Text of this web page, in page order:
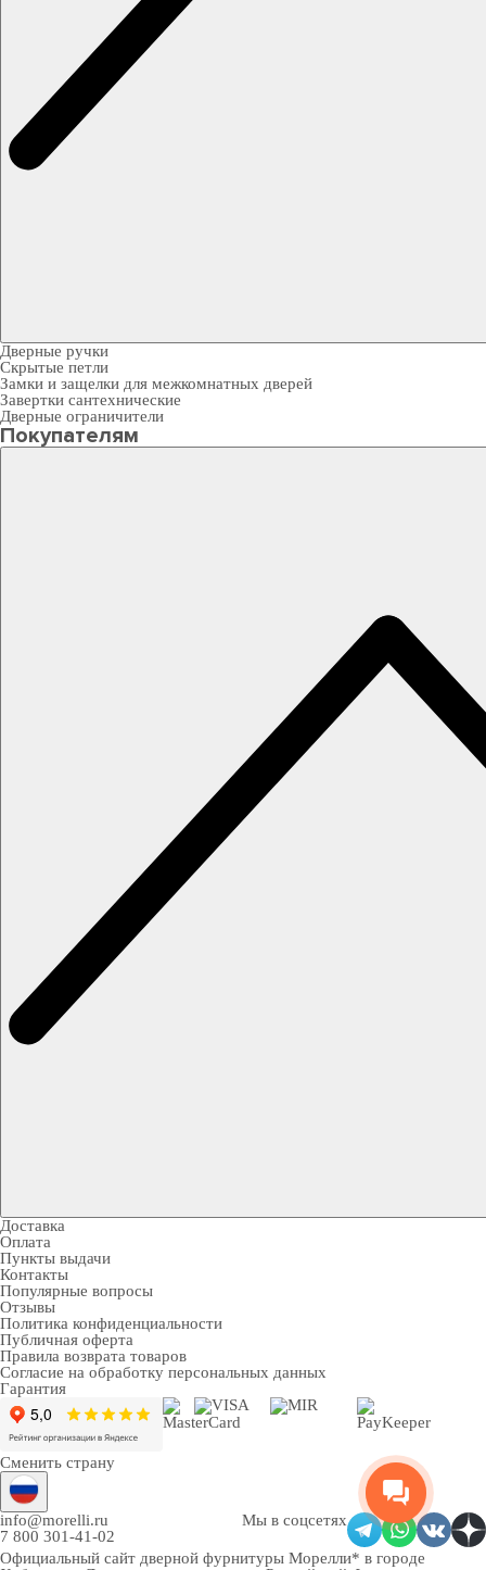
Дверные ручки
Скрытые петли
Замки и защелки для межкомнатных дверей
Завертки сантехнические
Дверные ограничители
Покупателям
Доставка
Оплата
Пункты выдачи
Контакты
Популярные вопросы
Отзывы
Политика конфиденциальности
Публичная оферта
Правила возврата товаров
Согласие на обработку персональных данных
Гарантия
Сменить страну
info@morelli.ru
7 800 301-41-02
Мы в соцсетях
Официальный сайт дверной фурнитуры Морелли* в городе